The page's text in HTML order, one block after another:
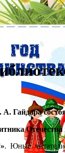
Гайдара
. Юные читатели